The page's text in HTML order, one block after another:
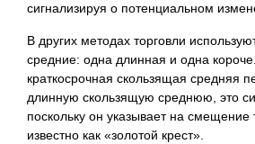
сигнализируя о потенциальном
В других методах торговли
средние: одна длинная и одна
краткосрочная скользящая средняя
длинную скользящую среднюю, это
поскольку он указывает на смещение
известно как «золотой крест».